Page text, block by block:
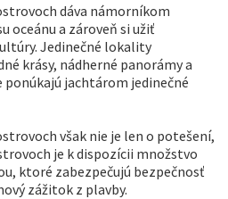
dáva námorníkom
oceánu a zároveň si užiť
Jedinečné lokality
krásy, nádherné panorámy a
jachtárom jedinečné
však nie je len o potešení,
je k dispozícii množstvo
ktoré zabezpečujú bezpečnosť
zážitok z plavby.